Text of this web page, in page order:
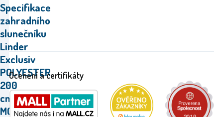
Specifikace
zahradního
slunečníku
Linder
Exclusiv
POLYESTER
200
cm
MC200P
Ocenění a certifikáty